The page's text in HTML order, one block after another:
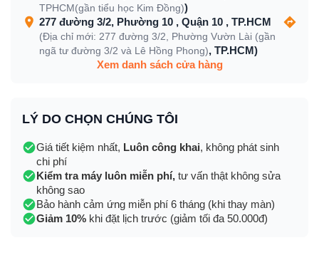
TPHCM(gần tiểu học Kim Đồng))
277 đường 3/2, Phường 10 , Quận 10 , TP.HCM
(Địa chỉ mới: 277 đường 3/2, Phường Vườn Lài (gần
ngã tư đường 3/2 và Lê Hồng Phong), TP.HCM)
Xem danh sách cửa hàng
LÝ DO CHỌN CHÚNG TÔI
Giá tiết kiệm nhất, Luôn công khai, không phát sinh
chi phí
Kiểm tra máy luôn miễn phí, tư vấn thật không sửa
không sao
Bảo hành cảm ứng miễn phí 6 tháng (khi thay màn)
Giảm 10% khi đặt lịch trước (giảm tối đa 50.000đ)